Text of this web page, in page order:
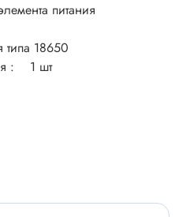
питания
18650
: 1 шт